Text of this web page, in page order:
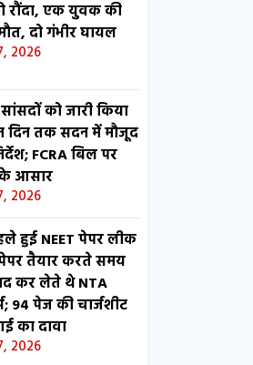
रौंदा, एक युवक की
दो गंभीर घायल
2026
को जारी किया
दिन तक सदन में मौजूद
FCRA बिल पर
आसार
2026
हुई NEET पेपर लीक
तैयार करते समय
कर लेते थे NTA
94 पेज की चार्जशीट
का दावा
2026